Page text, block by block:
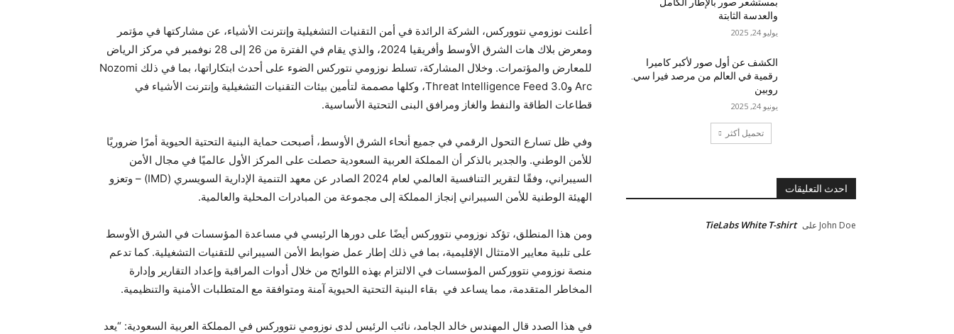
أعلنت نوزومي نتووركس، الشركة الرائدة في أمن التقنيات التشغيلية وإنترنت الأشياء، عن مشاركتها في مؤتمر
ومعرض بلاك هات الشرق الأوسط وأفريقيا 2024، والذي يقام في الفترة من 26 إلى 28 نوفمبر في مركز الرياض
للمعارض والمؤتمرات. وخلال المشاركة، تسلط نوزومي نتوركس الضوء على أحدث ابتكاراتها، بما في ذلك Nozomi
Arc وThreat Intelligence Feed 3.0، وكلها مصممة لتأمين بيئات التقنيات التشغيلية وإنترنت الأشياء في
قطاعات الطاقة والنفط والغاز ومرافق البنى التحتية الأساسية.
وفي ظل تسارع التحول الرقمي في جميع أنحاء الشرق الأوسط، أصبحت حماية البنية التحتية الحيوية أمرًا ضروريًا
للأمن الوطني. والجدير بالذكر أن المملكة العربية السعودية حصلت على المركز الأول عالميًا في مجال الأمن
السيبراني، وفقًا لتقرير التنافسية العالمي لعام 2024 الصادر عن معهد التنمية الإدارية السويسري (IMD) – وتعزو
الهيئة الوطنية للأمن السيبراني إنجاز المملكة إلى مجموعة من المبادرات المحلية والعالمية.
ومن هذا المنطلق، تؤكد نوزومي نتووركس أيضًا على دورها الرئيسي في مساعدة المؤسسات في الشرق الأوسط
على تلبية معايير الامتثال الإقليمية، بما في ذلك إطار عمل ضوابط الأمن السيبراني للتقنيات التشغيلية. كما تدعم
منصة نوزومي نتووركس المؤسسات في الالتزام بهذه اللوائح من خلال أدوات المراقبة وإعداد التقارير وإدارة
المخاطر المتقدمة، مما يساعد في بقاء البنية التحتية الحيوية آمنة ومتوافقة مع المتطلبات الأمنية والتنظيمية.
في هذا الصدد قال المهندس خالد الجامد، نائب الرئيس لدى نوزومي نتووركس في المملكة العربية السعودية: “يعد
والعدسة الثابتة
يوليو 24, 2025
الكشف عن أول صور لأكبر كاميرا
رقمية في العالم من مرصد فيرا سي.
روبين
يونيو 24, 2025
تحميل أكثر
احدث التعليقات
John Doe على TieLabs White T-shirt